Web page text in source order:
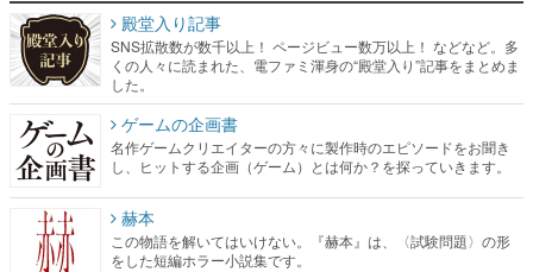
殿堂入り記事
SNS拡散数が数千以上！ ページビュー数万以上！ などなど。多
くの人々に読まれた、電ファミ渾身の“殿堂入り”記事をまとめま
した。
ゲームの企画書
名作ゲームクリエイターの方々に製作時のエピソードをお聞き
し、ヒットする企画（ゲーム）とは何か？を探っていきます。
赫本
この物語を解いてはいけない。『赫本』は、〈試験問題〉の形
をした短編ホラー小説集です。